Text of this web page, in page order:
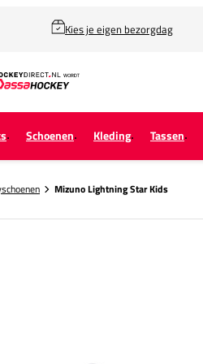
Kies je eigen bezorgdag
Schoenen Kleding Tassen
Mizuno Lightning Star Kids